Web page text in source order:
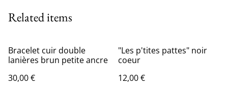
Related items
Bracelet cuir double
lanières brun petite ancre
30,00 €
"Les p'tites pattes" noir
coeur
12,00 €